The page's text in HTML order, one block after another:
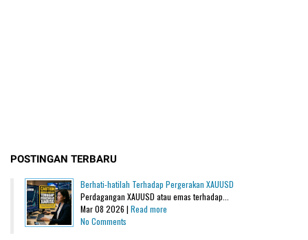
POSTINGAN TERBARU
Berhati-hatilah Terhadap Pergerakan XAUUSD
Perdagangan XAUUSD atau emas terhadap...
Mar 08 2026 | Read more
No Comments